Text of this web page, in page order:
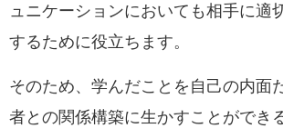
ュニケーションにおいても相手に適
するために役立ちます。
そのため、学んだことを自己の内面
者との関係構築に生かすことができ